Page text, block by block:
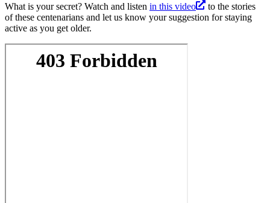
What is your secret? Watch and listen in this video
to the stories
of these centenarians and let us know your suggestion for staying
active as you get older.